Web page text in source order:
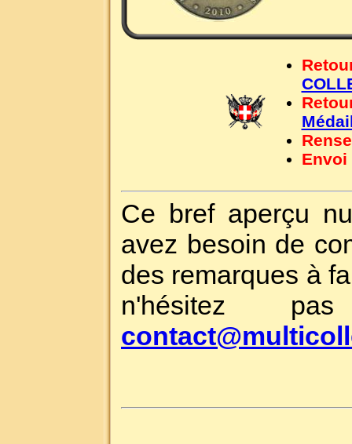
Ce bref aperçu
avez besoin de
des remarques à
n'hésitez